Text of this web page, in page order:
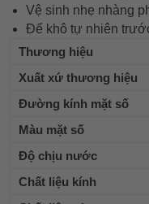
Vệ sinh nhẹ nhàng
Để khô tự nhiên
Thương hiệu
Xuất xứ thương hiệu
Đường kính mặt số
Màu mặt số
Độ chịu nước
Chất liệu kính